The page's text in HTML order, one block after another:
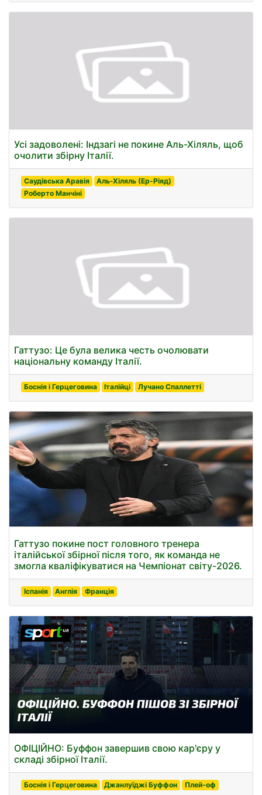
Усі задоволені: Індзагі не покине Аль-Хіляль, щоб
очолити збірну Італії.
Саудівська Аравія
Аль-Хіляль (Ер-Ріяд)
Роберто Манчіні
Гаттузо: Це була велика честь очолювати
національну команду Італії.
Боснія і Герцеговина Італійці Лучано Спаллетті
Гаттузо покине пост головного тренера
італійської збірної після того, як команда не
змогла кваліфікуватися на Чемпіонат світу-2026.
Іспанія Англія Франція
ОФІЦІЙНО: Буффон завершив свою кар'єру у
складі збірної Італії.
Боснія і Герцеговина Джанлуїджі Буффон Плей-оф